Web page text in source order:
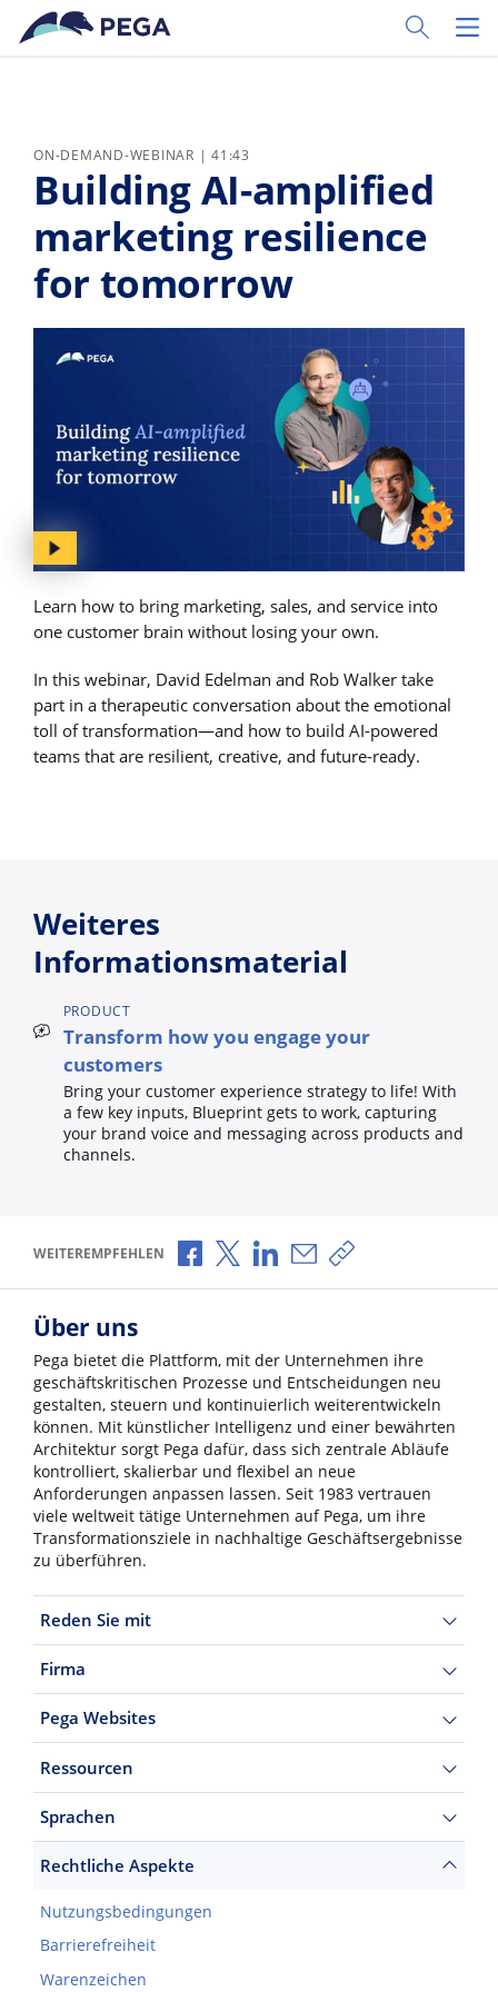
Zum Hauptinhalt wechseln
Toggle
ON-DEMAND-WEBINAR | 41:43
Building AI-amplified
marketing resilience
for tomorrow
Learn how to bring marketing, sales, and service into
one customer brain without losing your own.
In this webinar, David Edelman and Rob Walker take
part in a therapeutic conversation about the emotional
toll of transformation—and how to build AI-powered
teams that are resilient, creative, and future-ready.
Weiteres
Informationsmaterial
Transform how you engage your
customers
PRODUCT
Bring your customer experience strategy to life! With
a few key inputs, Blueprint gets to work, capturing
your brand voice and messaging across products and
channels.
WEITEREMPFEHLEN Über Facebook teilen
Über X teilen
Über LinkedIn teilen
Über E-Mail teilen
Link zum Teilen
Über uns
Pega bietet die Plattform, mit der Unternehmen ihre
geschäftskritischen Prozesse und Entscheidungen neu
gestalten, steuern und kontinuierlich weiterentwickeln
können. Mit künstlicher Intelligenz und einer bewährten
Architektur sorgt Pega dafür, dass sich zentrale Abläufe
kontrolliert, skalierbar und flexibel an neue
Anforderungen anpassen lassen. Seit 1983 vertrauen
viele weltweit tätige Unternehmen auf Pega, um ihre
Transformationsziele in nachhaltige Geschäftsergebnisse
zu überführen.
Reden Sie mit
Firma
Pega Websites
Ressourcen
Sprachen
Rechtliche Aspekte
Nutzungsbedingungen
Barrierefreiheit
Warenzeichen